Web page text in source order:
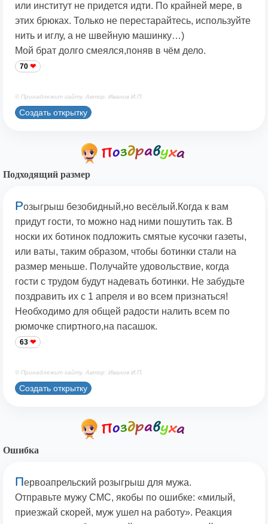
или институт не придется идти. По крайней мере, в
этих брюках. Только не перестарайтесь, используйте
нить и иглу, а не швейную машинку…)
Мой брат долго смеялся,поняв в чём дело.
70
© Принадлежит сайту. Автор: Иванов И.П.
Создать открытку
Подходящий размер
Розыгрыш безобидный,но весёлый.Когда к вам
придут гости, то можно над ними пошутить так. В
носки их ботинок подложить смятые кусочки газеты,
или ваты, таким образом, чтобы ботинки стали на
размер меньше. Получайте удовольствие, когда
гости с трудом будут надевать ботинки. Не забудьте
поздравить их с 1 апреля и во всем признаться!
Необходимо для общей радости налить всем по
рюмочке спиртного,на пасашок.
63
© Принадлежит сайту. Автор: Иванов И.П.
Создать открытку
Ошибка
Первоапрельский розыгрыш для мужа.
Отправьте мужу СМС, якобы по ошибке: «милый,
приезжай скорей, муж ушел на работу». Реакция